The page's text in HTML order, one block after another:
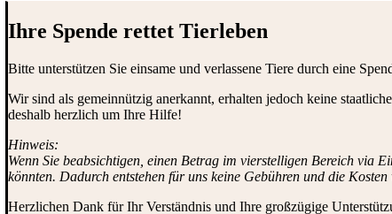
Ihre Spende rettet Tierleben
Bitte unterstützen Sie einsame und verlassene Tiere durch eine
Wir sind als gemeinnützig anerkannt, erhalten jedoch keine
deshalb herzlich um Ihre Hilfe!
Hinweis:
Wenn Sie beabsichtigen, einen Betrag im vierstelligen Bereich via
könnten. Dadurch entstehen für uns keine Gebühren und die
Herzlichen Dank für Ihr Verständnis und Ihre großzügige